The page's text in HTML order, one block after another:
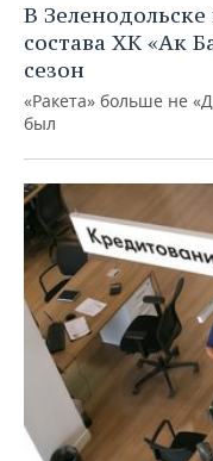
В
состава ХК «Ак
сезон
«Ракета» больше не
был